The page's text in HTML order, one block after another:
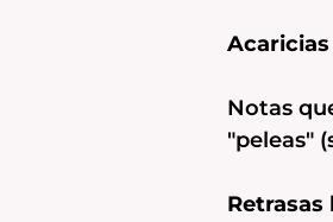
Notas
"peleas"